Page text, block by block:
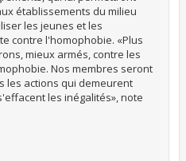
établissements du milieu
les jeunes et les
contre l'homophobie. «Plus
mieux armés, contre les
Nos membres seront
les actions qui demeurent
les inégalités», note